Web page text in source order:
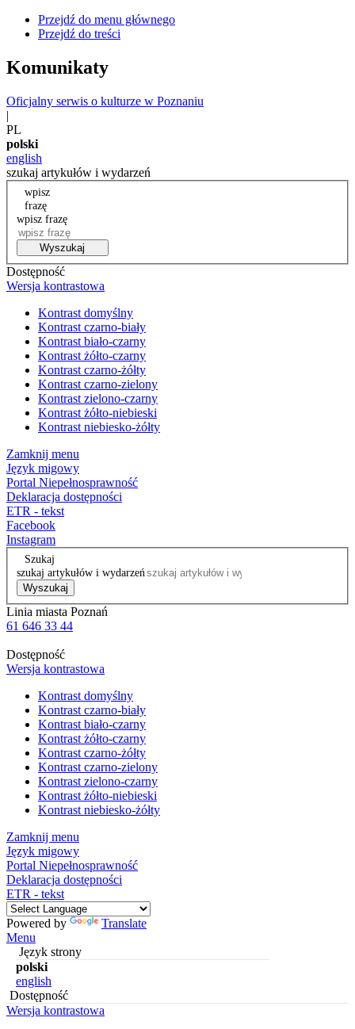
Przejdź do menu głównego
Przejdź do treści
Komunikaty
Oficjalny serwis o kulturze w Poznaniu
|
PL
polski
english
szukaj artykułów i wydarzeń
wpisz
frazę
wpisz frazę
Wyszukaj
Dostępność
Wersja kontrastowa
Kontrast domyślny
Kontrast czarno-biały
Kontrast biało-czarny
Kontrast żółto-czarny
Kontrast czarno-żółty
Kontrast czarno-zielony
Kontrast zielono-czarny
Kontrast żółto-niebieski
Kontrast niebiesko-żółty
Zamknij menu
Język migowy
Portal Niepełnosprawność
Deklaracja dostępności
ETR - tekst
Facebook
Instagram
Szukaj
szukaj artykułów i wydarzeń
Wyszukaj
Linia miasta Poznań
61 646 33 44
Dostępność
Wersja kontrastowa
Kontrast domyślny
Kontrast czarno-biały
Kontrast biało-czarny
Kontrast żółto-czarny
Kontrast czarno-żółty
Kontrast czarno-zielony
Kontrast zielono-czarny
Kontrast żółto-niebieski
Kontrast niebiesko-żółty
Zamknij menu
Język migowy
Portal Niepełnosprawność
Deklaracja dostępności
ETR - tekst
Powered by
Translate
Menu
Język strony
polski
english
Dostępność
Wersja kontrastowa